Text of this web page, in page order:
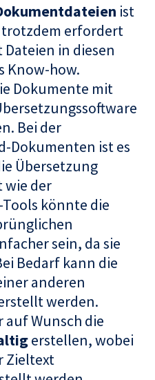
ist
trotzdem erfordert
in diesen
Know-how.
Dokumente mit
Bei der
Dokumenten ist es
Übersetzung
wie der
Tools könnte die
sein, da sie
Bedarf kann die
anderen
werden.
Wunsch die
erstellen, wobei
Zieltext